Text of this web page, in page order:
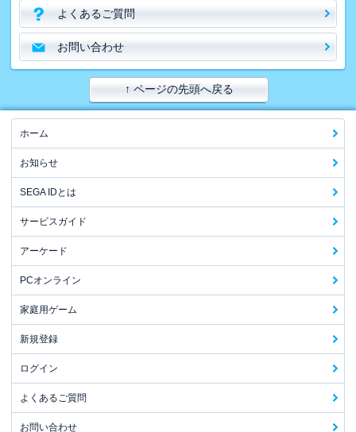
よくあるご質問
お問い合わせ
↑ ページの先頭へ戻る
ホーム
お知らせ
SEGA IDとは
サービスガイド
アーケード
PCオンライン
家庭用ゲーム
新規登録
ログイン
よくあるご質問
お問い合わせ